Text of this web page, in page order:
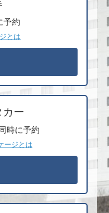
予約
とは
カー
時に予約
ージとは